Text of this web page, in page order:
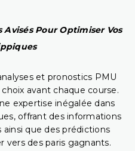
Avisés Pour Optimiser Vos
et pronostics PMU
avant chaque course.
expertise inégalée dans
offrant des informations
ainsi que des prédictions
vers des paris gagnants.